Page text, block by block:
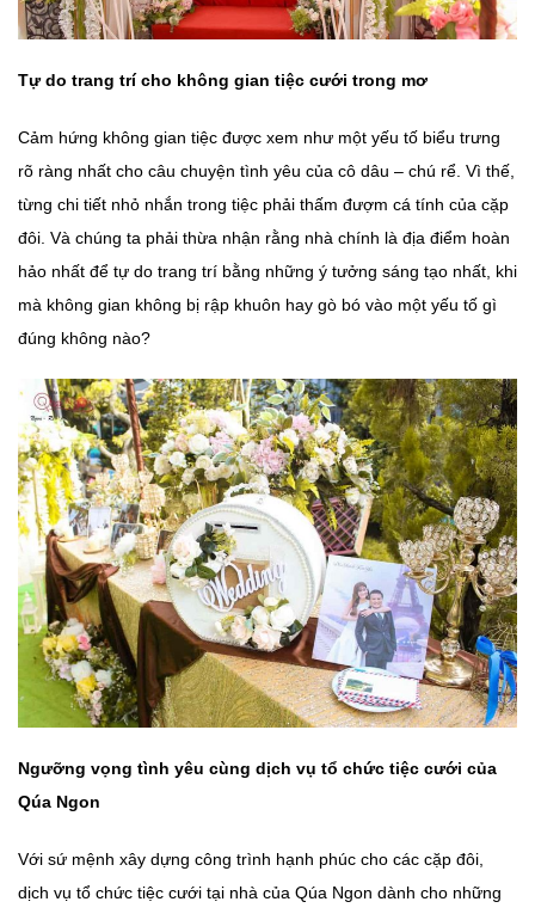
Tự do trang trí cho không gian tiệc cưới trong mơ
Cảm hứng không gian tiệc được xem như một yếu tố biểu trưng
rõ ràng nhất cho câu chuyện tình yêu của cô dâu – chú rể. Vì thế,
từng chi tiết nhỏ nhắn trong tiệc phải thấm đượm cá tính của cặp
đôi. Và chúng ta phải thừa nhận rằng nhà chính là địa điểm hoàn
hảo nhất để tự do trang trí bằng những ý tưởng sáng tạo nhất, khi
mà không gian không bị rập khuôn hay gò bó vào một yếu tố gì
đúng không nào?
Ngưỡng vọng tình yêu cùng dịch vụ tổ chức tiệc cưới của
Qúa Ngon
Với sứ mệnh xây dựng công trình hạnh phúc cho các cặp đôi,
dịch vụ tổ chức tiệc cưới tại nhà của Qúa Ngon dành cho những